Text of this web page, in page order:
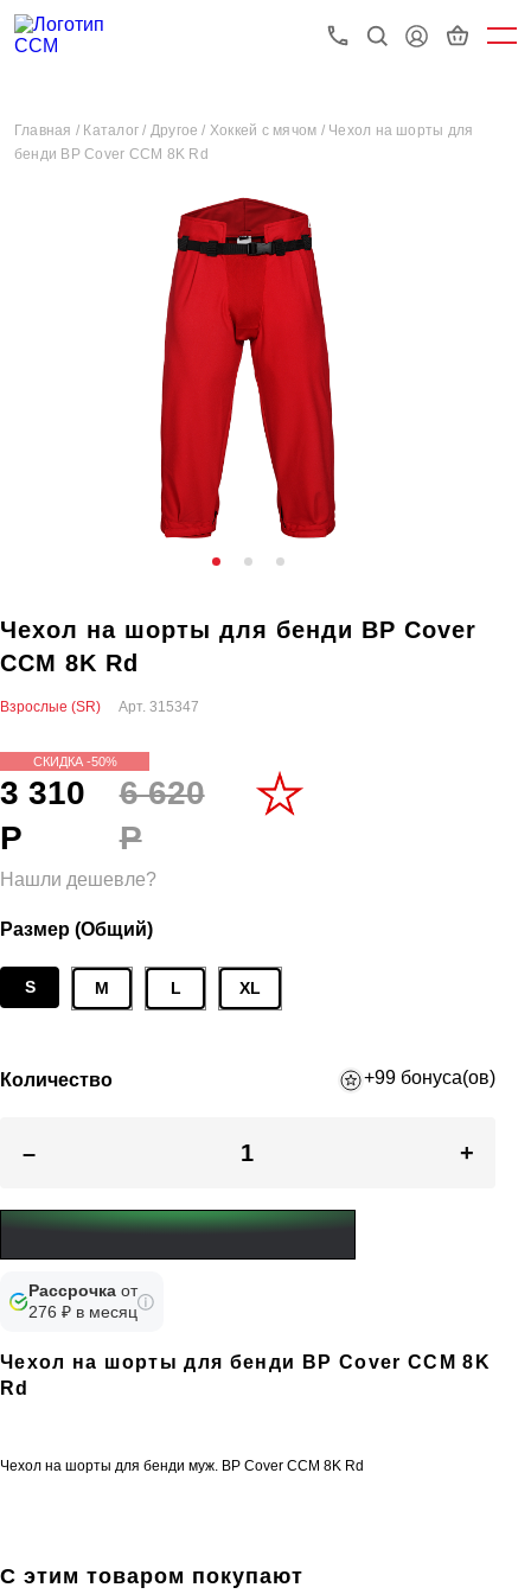
Главная / Каталог / Другое / Хоккей с мячом / Чехол на шорты для
бенди BP Cover CCM 8K Rd
Чехол на шорты для бенди BP Cover
CCM 8K Rd
Взрослые (SR) Арт. 315347
СКИДКА -50%
3 310
Р
6 620
Р
Нашли дешевле?
Размер (Общий)
S M L XL
Количество +99 бонуса(ов)
– +
Рассрочка от
276 ₽ в месяц
Чехол на шорты для бенди BP Cover CCM 8K
Rd
Чехол на шорты для бенди муж. BP Cover CCM 8K Rd
С этим товаром покупают